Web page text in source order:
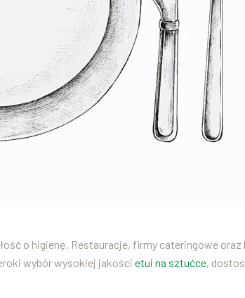
o higienę. Restauracje, firmy cateringowe
wybór wysokiej jakościetui na sztućce,